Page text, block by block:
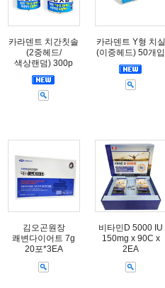
카라덴트 치간칫솔
(2중헤드/
색상랜덤) 300p
카라덴트 Y형 치실
(이중헤드) 50개입
김오곤원장
쾌변다이어트 7g
20포*3EA
비타민D 5000 IU
150mg x 90C x
2EA